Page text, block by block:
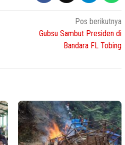
Pos berikutnya
Gubsu Sambut Presiden di
Bandara FL Tobing